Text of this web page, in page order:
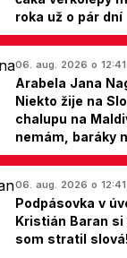
roka už o pár dní
06. aug. 2026 o 12:41
Arabela Jana
Niekto žije na
chalupu na
nemám, baráky
Slovákom
06. aug. 2026 o 12:41
Podpásovka v
Kristián Baran
som stratil slová!